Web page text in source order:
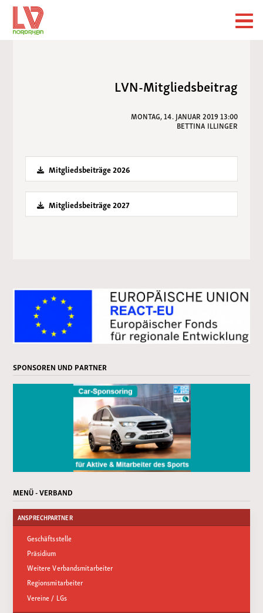
LVN-Mitgliedsbeitrag
MONTAG, 14. JANUAR 2019 13:00
BETTINA ILLINGER
Mitgliedsbeiträge 2026
Mitgliedsbeiträge 2027
SPONSOREN UND PARTNER
MENÜ - VERBAND
ANSPRECHPARTNER
Geschäftsstelle
Präsidium
Weitere Verbandsmitarbeiter
Regionsmitarbeiter
Vereine / LGs